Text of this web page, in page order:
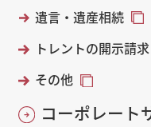
遺言・遺産相続
トレントの開示請
その他
コーポレート